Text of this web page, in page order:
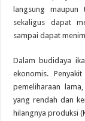
langsung
sekaligus dapat
sampai dapat
Dalam budidaya
ekonomis.
pemeliharaan
yang rendah dan
hilangnya produksi